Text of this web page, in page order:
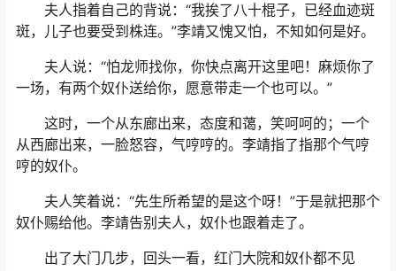
夫人指着自己的背说：“我挨了八十棍子，已经血迹斑
斑，儿子也要受到株连。”李靖又愧又怕，不知如何是好。
夫人说：“怕龙师找你，你快点离开这里吧！麻烦你了
一场，有两个奴仆送给你，愿意带走一个也可以。”
这时，一个从东廊出来，态度和蔼，笑呵呵的；一个
从西廊出来，一脸怒容，气哼哼的。李靖指了指那个气哼
哼的奴仆。
夫人笑着说：“先生所希望的是这个呀！”于是就把那个
奴仆赐给他。李靖告别夫人，奴仆也跟着走了。
出了大门几步，回头一看，红门大院和奴仆都不见